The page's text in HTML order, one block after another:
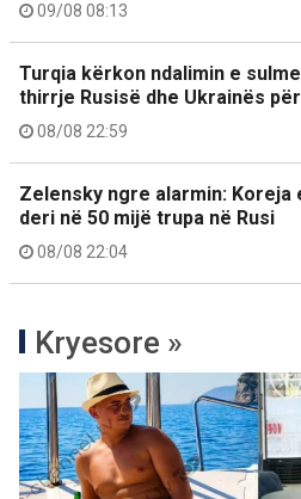
09/08 08:13
Turqia kërkon ndalimin e
thirrje Rusisë dhe Ukrainës
08/08 22:59
Zelensky ngre alarmin:
deri në 50 mijë trupa në Rusi
08/08 22:04
Kryesore »